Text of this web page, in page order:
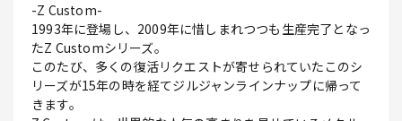
-Z Custom-
1993年に登場し、2009年に惜しまれつつも生産完了となっ
たZ Customシリーズ。
このたび、多くの復活リクエストが寄せられていたこのシ
リーズが15年の時を経てジルジャンラインナップに帰って
きます。